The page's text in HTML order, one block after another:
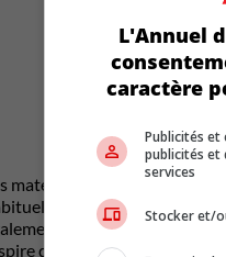
matériaux doux au toucher
pas chez
Malgré une ligne de
davantage que ce que
L'Annuel
caractère
Publicités et
publicités et
services
Stocker et/